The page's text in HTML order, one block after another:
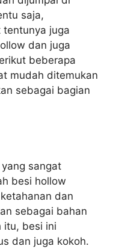
saja,
juga
dan juga
beberapa
mudah ditemukan
sebagai bagian
sangat
besi hollow
dan
sebagai bahan
itu, besi ini
dan juga kokoh.